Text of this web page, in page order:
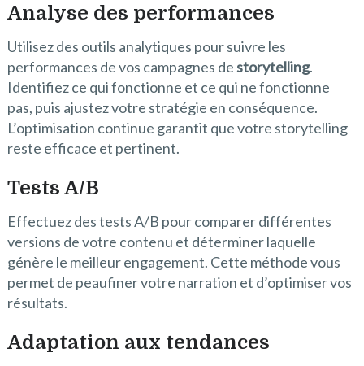
Analyse des performances
Utilisez des outils analytiques pour suivre les
performances de vos campagnes destorytelling.
Identifiez ce qui fonctionne et ce qui ne fonctionne
pas, puis ajustez votre stratégie en conséquence.
L’optimisation continue garantit que votre storytelling
reste efficace et pertinent.
Tests A/B
Effectuez des tests A/B pour comparer différentes
versions de votre contenu et déterminer laquelle
génère le meilleur engagement. Cette méthode vous
permet de peaufiner votre narration et d’optimiser vos
résultats.
Adaptation aux tendances